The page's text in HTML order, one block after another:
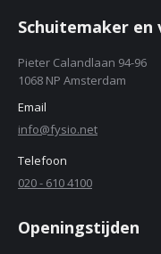
Schuitemaker en
Pieter Calandlaan 94-96
1068 NP Amsterdam
Email
info@fysio.net
Telefoon
020 - 610 4100
Openingstijden